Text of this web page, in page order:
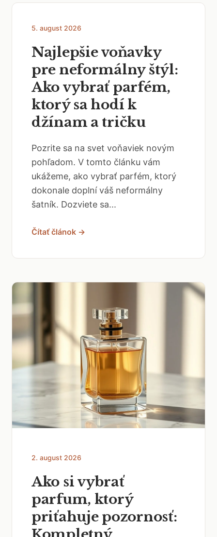
5. august 2026
Najlepšie voňavky
pre neformálny štýl:
Ako vybrať parfém,
ktorý sa hodí k
džínam a tričku
Pozrite sa na svet voňaviek novým
pohľadom. V tomto článku vám
ukážeme, ako vybrať parfém, ktorý
dokonale doplní váš neformálny
šatník. Dozviete sa...
Čítať článok →
2. august 2026
Ako si vybrať
parfum, ktorý
priťahuje pozornosť: